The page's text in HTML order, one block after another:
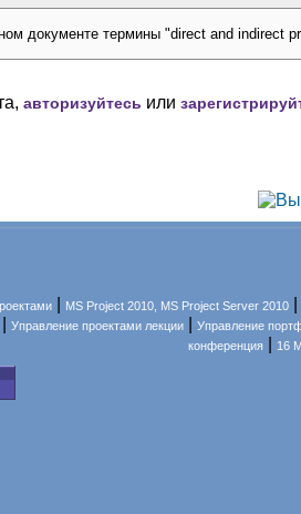
документе термины "direct and indirect
авторизуйтесь или
MS Project 2010, MS Project Server 2010
Управление проектами лекции
Управление
конференция
16